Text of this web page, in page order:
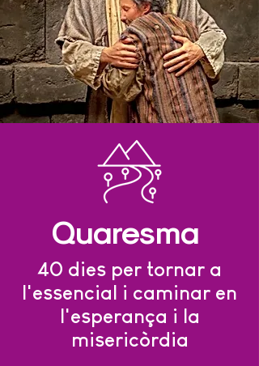
Quaresma
40 dies per tornar a
l'essencial i caminar en
l'esperança i la
misericòrdia